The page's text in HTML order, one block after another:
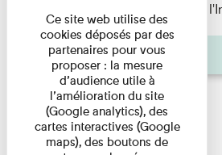
Lorenzo Les Invités de
Pages
Ce site web utilise des
cookies déposés par des
partenaires pour vous
proposer : la mesure
d’audience utile à
l’amélioration du site
(Google analytics), des
cartes interactives (Google
maps), des boutons de